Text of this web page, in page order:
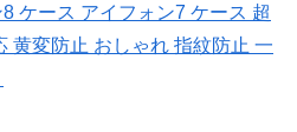
ケース アイフォン7 ケース 超
黄変防止 おしゃれ 指紋防止 一